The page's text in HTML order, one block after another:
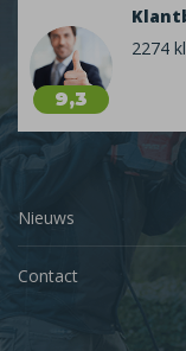
9,3
2274
Nieuws
Contact